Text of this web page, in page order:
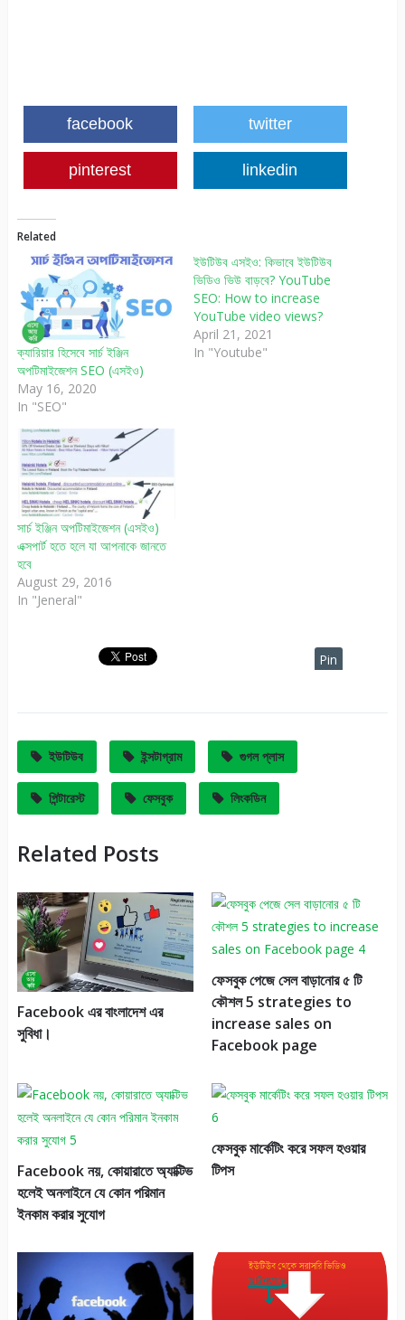
facebook twitter
pinterest linkedin
Related
ক্যারিয়ার হিসেবে সার্চ ইঞ্জিন
অপটিমাইজেশন SEO (এসইও)
May 16, 2020
In "SEO"
ইউটিউব এসইও: কিভাবে ইউটিউব
ভিডিও ভিউ বাড়বে? YouTube
SEO: How to increase
YouTube video views?
April 21, 2021
In "Youtube"
সার্চ ইঞ্জিন অপটিমাইজেশন (এসইও)
এক্সপার্ট হতে হলে যা আপনাকে জানতে
হবে
August 29, 2016
In "Jeneral"
Pin
ইউটিউব ইন্সটাগ্রাম গুগল প্লাস
পিন্টারেস্ট ফেসবুক লিংকডিন
Related Posts
Facebook এর বাংলাদেশ এর
সুবিধা।
ফেসবুক পেজে সেল বাড়ানোর ৫ টি
কৌশল 5 strategies to
increase sales on
Facebook page
Facebook নয়, কোয়ারাতে অ্যাক্টিভ
হলেই অনলাইনে যে কোন পরিমান
ইনকাম করার সুযোগ
ফেসবুক মার্কেটিং করে সফল হওয়ার
টিপস